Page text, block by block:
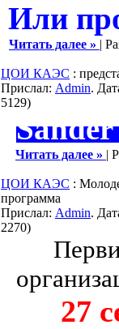
Или
Читать далее » |
ЦОИ КАЭС :
Прислал: Admin.
5129)
Читать далее » |
ЦОИ КАЭС :
программа
Прислал: Admin.
2270)
27